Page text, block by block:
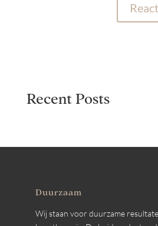
Recent Posts
Duurzaam
Wij staan voor duurzame